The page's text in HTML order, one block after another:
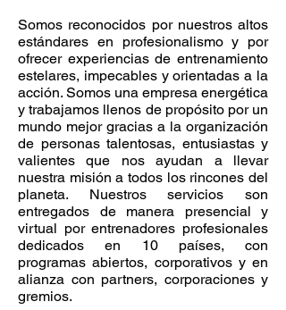
Somos reconocidos por nuestros altos
estándares en profesionalismo y por
ofrecer experiencias de entrenamiento
estelares, impecables y orientadas a la
acción. Somos una empresa energética
y trabajamos llenos de propósito por un
mundo mejor gracias a la organización
de personas talentosas, entusiastas y
valientes que nos ayudan a llevar
nuestra misión a todos los rincones del
planeta. Nuestros servicios son
entregados de manera presencial y
virtual por entrenadores profesionales
dedicados en 10 países, con
programas abiertos, corporativos y en
alianza con partners, corporaciones y
gremios.